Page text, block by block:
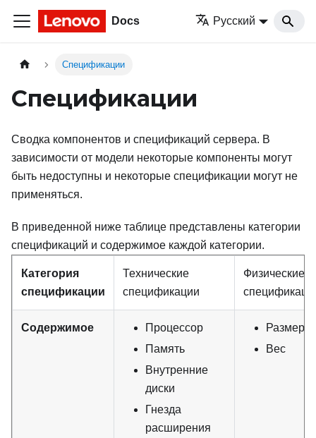
Docs Русский
Спецификации
Спецификации
Сводка компонентов и спецификаций сервера. В
зависимости от модели некоторые компоненты могут
быть недоступны и некоторые спецификации могут не
применяться.
В приведенной ниже таблице представлены категории
спецификаций и содержимое каждой категории.
Категория
спецификации
Технические
спецификации
Физические
Содержимое
Процессор
Память
Внутренние
диски
Гнезда
расширения
Размеры
Вес